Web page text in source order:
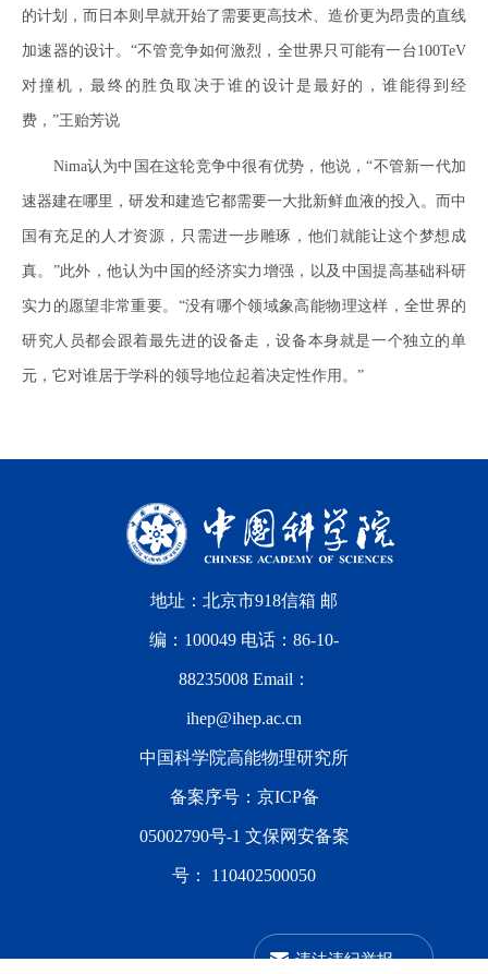
的计划，而日本则早就开始了需要更高技术、造价更为昂贵的直线
加速器的设计。“不管竞争如何激烈，全世界只可能有一台100TeV
对撞机，最终的胜负取决于谁的设计是最好的，谁能得到经
费，”王贻芳说
Nima认为中国在这轮竞争中很有优势，他说，“不管新一代加
速器建在哪里，研发和建造它都需要一大批新鲜血液的投入。而中
国有充足的人才资源，只需进一步雕琢，他们就能让这个梦想成
真。”此外，他认为中国的经济实力增强，以及中国提高基础科研
实力的愿望非常重要。“没有哪个领域象高能物理这样，全世界的
研究人员都会跟着最先进的设备走，设备本身就是一个独立的单
元，它对谁居于学科的领导地位起着决定性作用。”
地址：北京市918信箱 邮
编：100049 电话：86-10-
88235008 Email：
ihep@ihep.ac.cn
中国科学院高能物理研究所
备案序号： 京ICP备
05002790号-1 文保网安备案
号： 110402500050
违法违纪举报